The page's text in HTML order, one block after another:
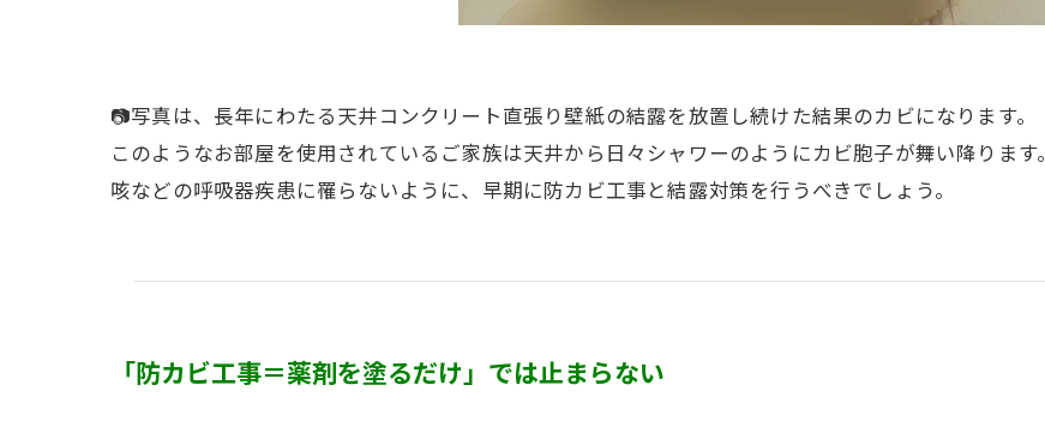
📷写真は、長年にわたる天井コンクリート直張り壁紙の結露を放置し続けた結果のカビになります。
このようなお部屋を使用されているご家族は天井から日々シャワーのようにカビ胞子が舞い降ります。
咳などの呼吸器疾患に罹らないように、早期に防カビ工事と結露対策を行うべきでしょう。
「防カビ工事＝薬剤を塗るだけ」では止まらない